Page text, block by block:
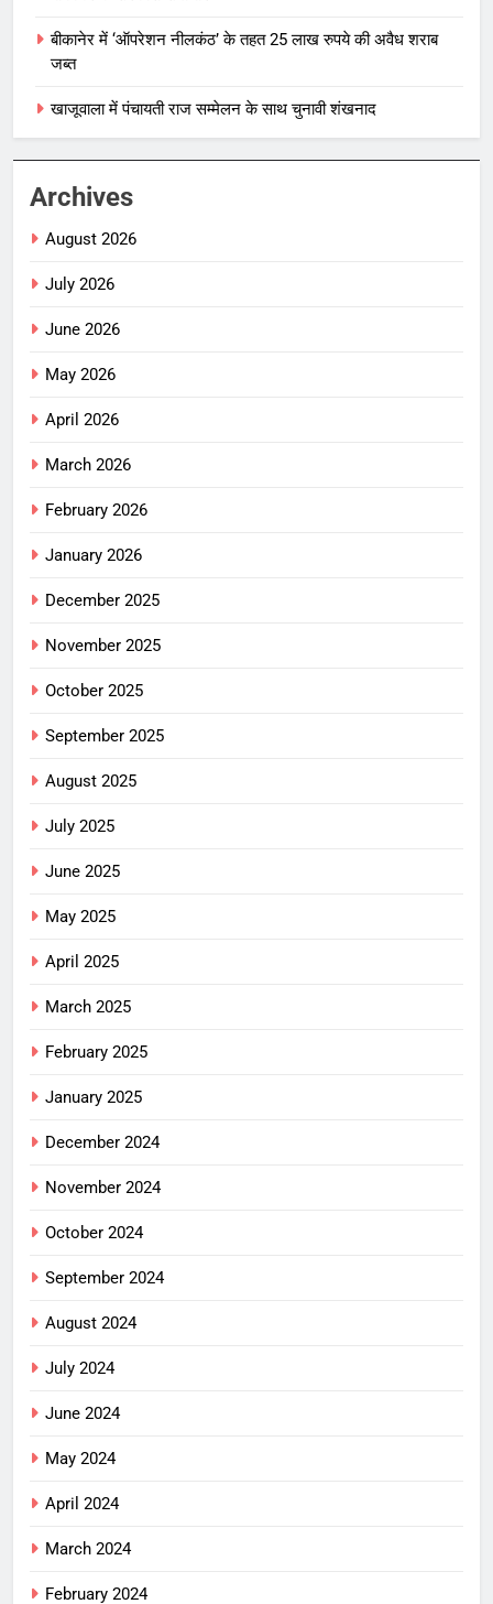
बीकानेर में ‘ऑपरेशन नीलकंठ’ के तहत 25 लाख रुपये की अवैध शराब
जब्त
खाजूवाला में पंचायती राज सम्मेलन के साथ चुनावी शंखनाद
Archives
August 2026
July 2026
June 2026
May 2026
April 2026
March 2026
February 2026
January 2026
December 2025
November 2025
October 2025
September 2025
August 2025
July 2025
June 2025
May 2025
April 2025
March 2025
February 2025
January 2025
December 2024
November 2024
October 2024
September 2024
August 2024
July 2024
June 2024
May 2024
April 2024
March 2024
February 2024